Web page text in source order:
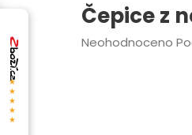
Čepice z
Průměrné
Neohodnoceno
★★★★★